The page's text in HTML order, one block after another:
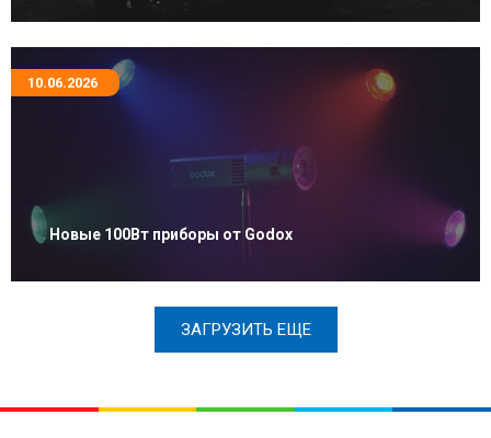
10.06.2026
Новые 100Вт приборы от Godox
ЗАГРУЗИТЬ ЕЩЕ